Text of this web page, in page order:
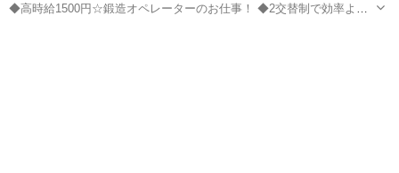
◆高時給1500円☆鍛造オペレーターのお仕事！ ◆2交替制で効率よく